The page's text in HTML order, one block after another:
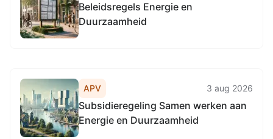
Beleidsregels Energie en
Duurzaamheid
APV 3 aug 2026
Subsidieregeling Samen werken aan
Energie en Duurzaamheid